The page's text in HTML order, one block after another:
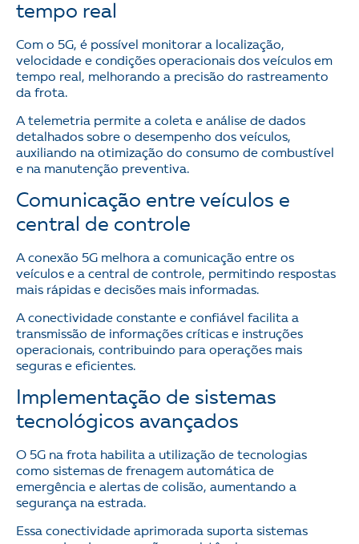
tempo real
Com o 5G, é possível monitorar a localização,
velocidade e condições operacionais dos veículos em
tempo real, melhorando a precisão do rastreamento
da frota.
A telemetria permite a coleta e análise de dados
detalhados sobre o desempenho dos veículos,
auxiliando na otimização do consumo de combustível
e na manutenção preventiva.
Comunicação entre veículos e
central de controle
A conexão 5G melhora a comunicação entre os
veículos e a central de controle, permitindo respostas
mais rápidas e decisões mais informadas.
A conectividade constante e confiável facilita a
transmissão de informações críticas e instruções
operacionais, contribuindo para operações mais
seguras e eficientes.
Implementação de sistemas
tecnológicos avançados
O 5G na frota habilita a utilização de tecnologias
como sistemas de frenagem automática de
emergência e alertas de colisão, aumentando a
segurança na estrada.
Essa conectividade aprimorada suporta sistemas